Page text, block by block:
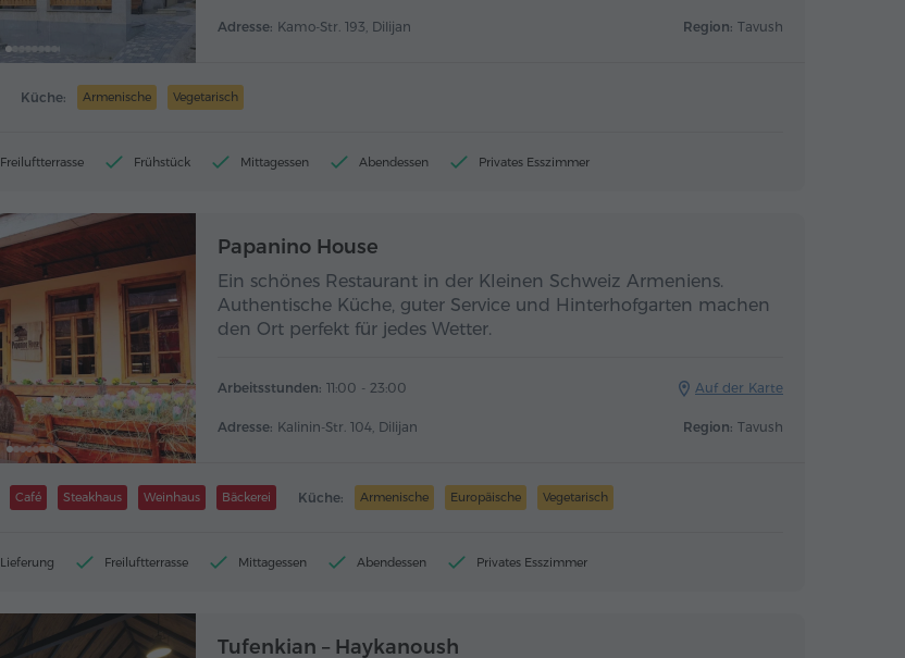
Adresse: Kamo-Str. 193, Dilijan Region: Tavush
Küche: Armenische Vegetarisch
Freiluftterrasse Frühstück Mittagessen Abendessen Privates Esszimmer
Papanino House
Ein schönes Restaurant in der Kleinen Schweiz Armeniens.
Authentische Küche, guter Service und Hinterhofgarten machen
den Ort perfekt für jedes Wetter.
Arbeitsstunden: 11:00 - 23:00 Auf der Karte
Adresse: Kalinin-Str. 104, Dilijan Region: Tavush
Café Steakhaus Weinhaus Bäckerei Küche: Armenische Europäische Vegetarisch
Lieferung Freiluftterrasse Mittagessen Abendessen Privates Esszimmer
Tufenkian – Haykanօush